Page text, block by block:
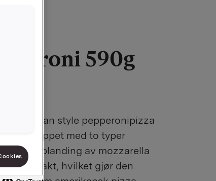
590g
american style pepperonipizza
smak! Toppet med to typer
en osteblanding av mozzarella
pannebakt, hvilket gjør den